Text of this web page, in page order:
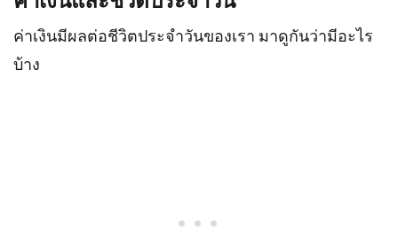
ค่าเงินมีผลต่อชีวิตประจำวันของเรา มาดูกันว่ามีอะไร
บ้าง